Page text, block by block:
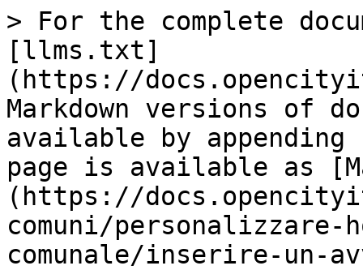
> For the complete
[llms.txt]
(https://
Markdown versions of
available by
page is available as
(https://
comuni/personalizzare-
comunale/inserire-un-